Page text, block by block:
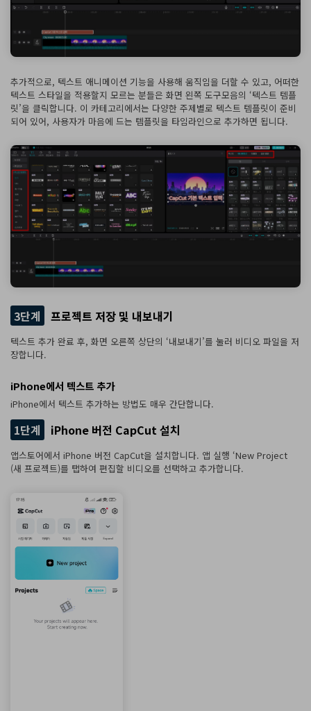
추가적으로, 텍스트 애니메이션 기능을 사용해 움직임을 더할 수 있고, 어떠한
텍스트 스타일을 적용할지 모르는 분들은 화면 왼쪽 도구모음의 ‘텍스트 템플
릿’을 클릭합니다. 이 카테고리에서는 다양한 주제별로 텍스트 템플릿이 준비
되어 있어, 사용자가 마음에 드는 템플릿을 타임라인으로 추가하면 됩니다.
3단계 프로젝트 저장 및 내보내기
텍스트 추가 완료 후, 화면 오른쪽 상단의 ‘내보내기’를 눌러 비디오 파일을 저
장합니다.
iPhone에서 텍스트 추가
iPhone에서 텍스트 추가하는 방법도 매우 간단합니다.
1단계 iPhone 버전 CapCut 설치
앱스토어에서 iPhone 버전 CapCut을 설치합니다. 앱 실행 ‘New Project
(새 프로젝트)를 탭하여 편집할 비디오를 선택하고 추가합니다.